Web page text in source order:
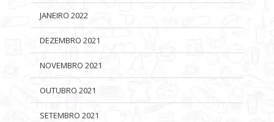
JANEIRO 2022
DEZEMBRO 2021
NOVEMBRO 2021
OUTUBRO 2021
SETEMBRO 2021